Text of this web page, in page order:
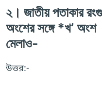
২। জাতীয় পতাকার
অংশের সঙ্গে *খ’ অংশ
মেলাও-
উত্তর:-